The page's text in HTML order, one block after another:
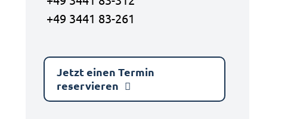
+49 3441 83-261
Jetzt einen Termin
reservieren